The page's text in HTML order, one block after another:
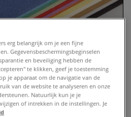
erg belangrijk om je een fijne
Gegevensbeschermingsbeginselen
en beveiliging hebben de
te klikken, geef je toestemming
je apparaat om de navigatie van de
van de website te analyseren en onze
Natuurlijk kun je je
of intrekken in de instellingen. Je